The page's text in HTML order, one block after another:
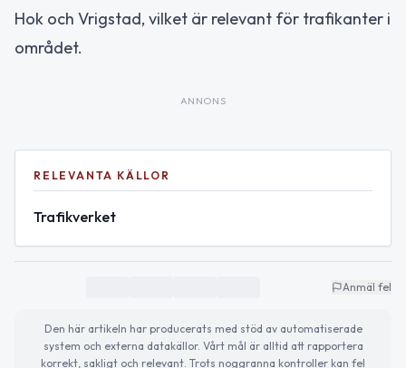
Hok och Vrigstad, vilket är relevant för trafikanter i
området.
ANNONS
RELEVANTA KÄLLOR
Trafikverket
Anmäl fel
Den här artikeln har producerats med stöd av automatiserade
system och externa datakällor. Vårt mål är alltid att rapportera
korrekt, sakligt och relevant. Trots noggranna kontroller kan fel